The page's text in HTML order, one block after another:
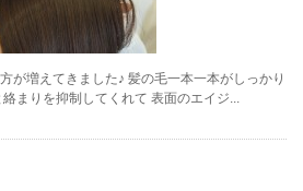
が増えてきました♪ 髪の毛一本一本がしっかり
まりを抑制してくれて 表面のエイジ...